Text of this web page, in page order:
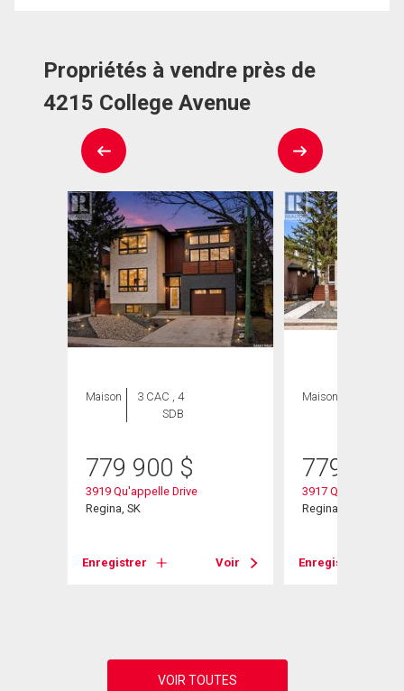
Propriétés à vendre près de
4215 College Avenue
Maison
3 CAC , 4
SDB
779 900 $
3919 Qu'appelle Drive
Regina, SK
Enregistrer Voir
Maison
779 900
3917 Qu'appelle
Regina, SK
Enregistrer